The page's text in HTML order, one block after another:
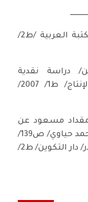
*إبتسام تريسي / لمار/ دار المكتبة العربية /ط2/
دراسة نقدية
وفكرية/ دار أطلس للنشر والإنتاج/ ط1/ 2007/
مقداد مسعود عن
رواية : خان الشابندر/ للروائي محمد حياوي/ ص139/
سقوط السماء في خان الشابندر/ دار التكوين/ ط2/